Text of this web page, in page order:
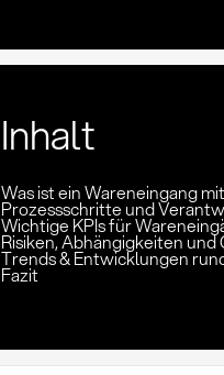
Inhalt
Was ist ein Wareneingang
Prozessschritte und
Wichtige KPIs für
Risiken, Abhängigkeiten
Trends & Entwicklungen
Fazit